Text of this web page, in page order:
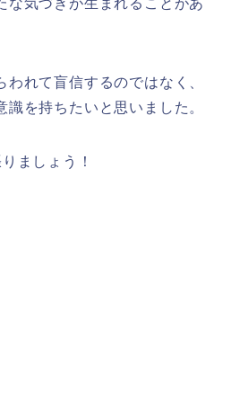
れて盲信するのではなく、
を持ちたいと思いました。
ましょう！